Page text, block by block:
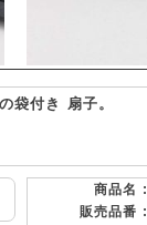
袋付き 扇子。
商品名 :
販売品番 :